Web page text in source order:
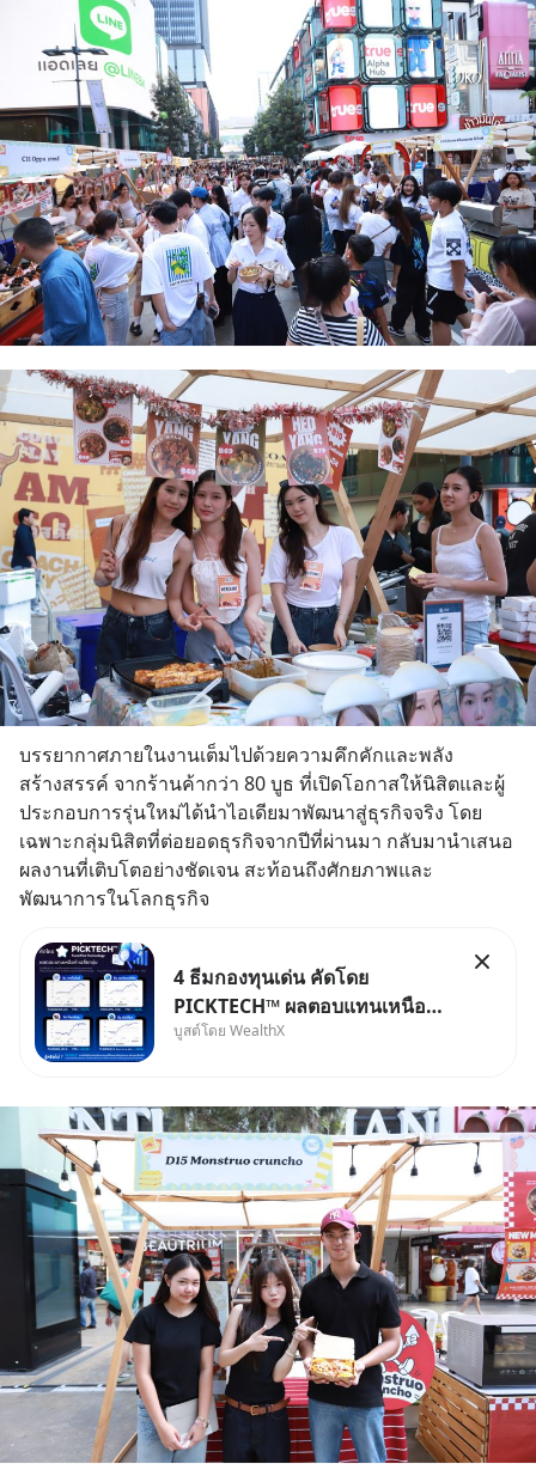
บรรยากาศภายในงานเต็มไปด้วยความคึกคักและพลัง
สร้างสรรค์ จากร้านค้ากว่า 80 บูธ ที่เปิดโอกาสให้นิสิตและผู้
ประกอบการรุ่นใหม่ได้นำไอเดียมาพัฒนาสู่ธุรกิจจริง โดย
เฉพาะกลุ่มนิสิตที่ต่อยอดธุรกิจจากปีที่ผ่านมา กลับมานำเสนอ
ผลงานที่เติบโตอย่างชัดเจน สะท้อนถึงศักยภาพและ
พัฒนาการในโลกธุรกิจ
4 ธีมกองทุนเด่น คัดโดย
PICKTECH™ ผลตอบแทนเหนือค่า
เฉลี่ยกลุ่ม ถ้าอยากค้นหากองทุนที่
ค้นหาข้อมูลและวิเคราะห์เองให้
เสียเวลา แค่ใช้ PICKTECH™ บน
แอป
บูสต์โดย WealthX